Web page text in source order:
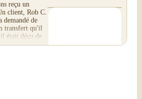
reçu un
client, Rob C.
demandé de
transfert qu'il
était déçu de